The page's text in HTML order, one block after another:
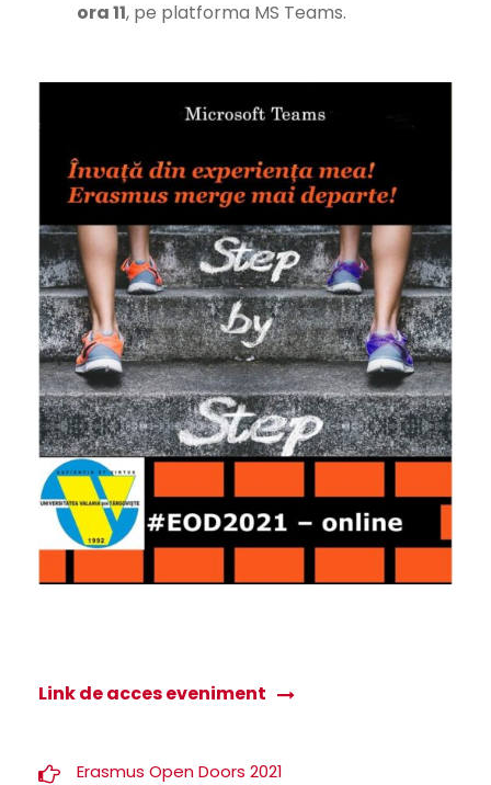
ora 11, pe platforma MS Teams.
Link de acces eveniment
Erasmus Open Doors 2021